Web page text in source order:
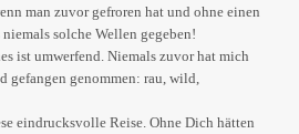
man zuvor gefroren hat und ohne einen
solche Wellen gegeben!
ist umwerfend. Niemals zuvor hat mich
gefangen genommen: rau, wild,
eindrucksvolle Reise. Ohne Dich hätten